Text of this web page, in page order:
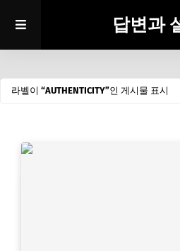
답변과
라벨이 AUTHENTICITY 인 게시물 표시